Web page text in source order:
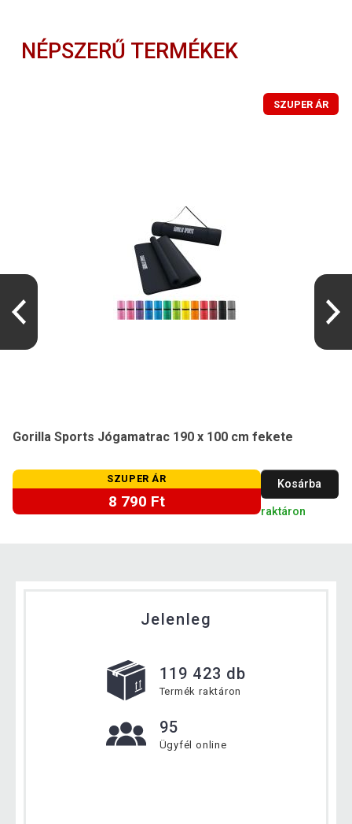
NÉPSZERŰ TERMÉKEK
SZUPER ÁR
Gorilla Sports Jógamatrac 190 x 100 cm fekete
SZUPER ÁR
8 790 Ft
Kosárba
raktáron
Jelenleg
119 423 db
Termék raktáron
95
Ügyfél online